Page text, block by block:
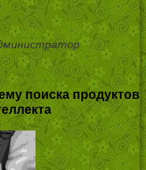
поиска продуктов